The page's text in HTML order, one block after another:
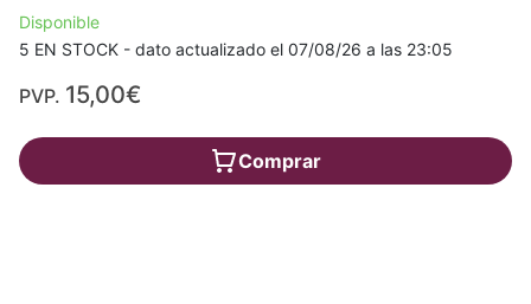
Disponible
5 EN STOCK - dato actualizado el 07/08/26 a las 23:05
PVP. 15,00€
Comprar